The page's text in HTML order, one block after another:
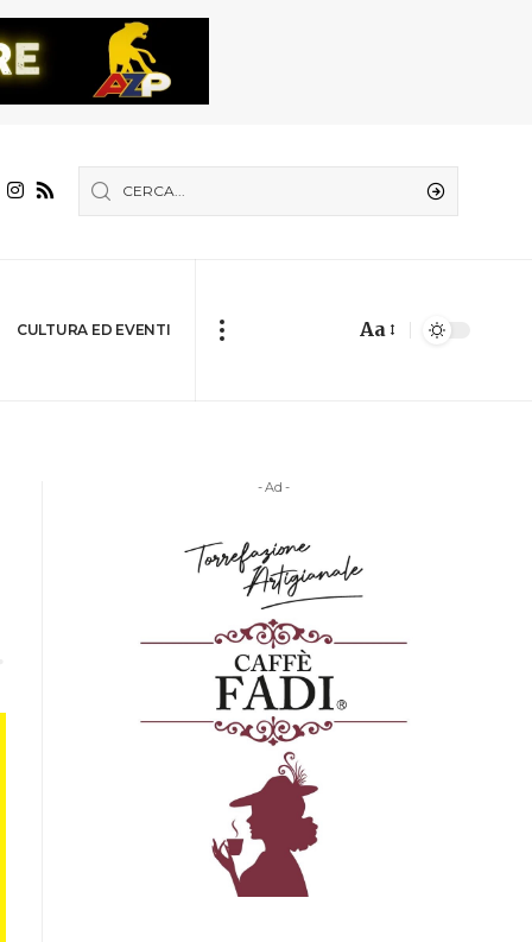
CULTURA ED EVENTI Aa
- Ad -